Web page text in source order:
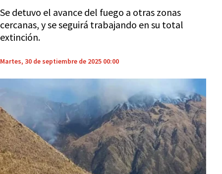
Se detuvo el avance del fuego a otras zonas
cercanas, y se seguirá trabajando en su total
extinción.
Martes, 30 de septiembre de 2025 00:00